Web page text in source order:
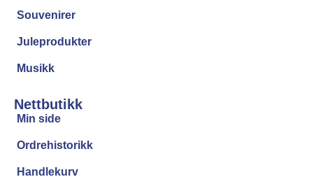
Souvenirer
Juleprodukter
Musikk
Nettbutikk
Min side
Ordrehistorikk
Handlekurv